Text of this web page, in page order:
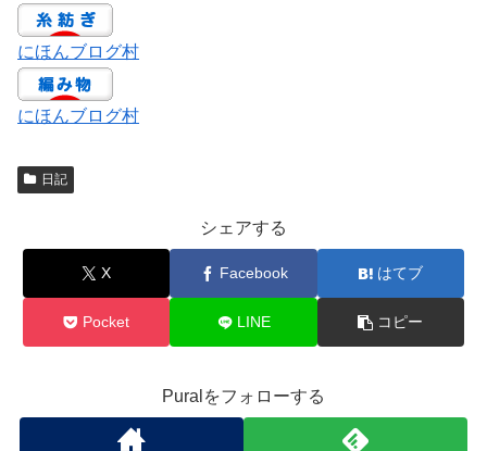
にほんブログ村
にほんブログ村
日記
シェアする
X Facebook はてブ
Pocket LINE コピー
Puralをフォローする